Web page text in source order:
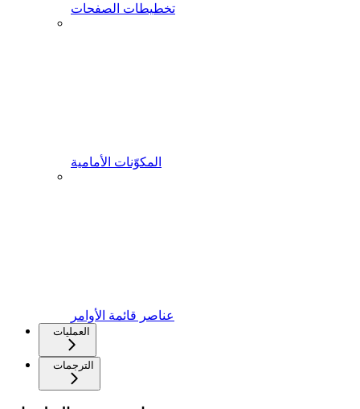
تخطيطات الصفحات
المكوّنات الأمامية
عناصر قائمة الأوامر
العمليات
الترجمات